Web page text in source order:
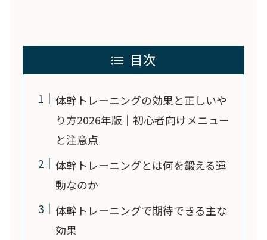
目次
体幹トレーニングの効果と正しいや
り方2026年版｜初心者向けメニュー
と注意点
体幹トレーニングとは何を鍛える運
動なのか
体幹トレーニングで期待できる主な
効果